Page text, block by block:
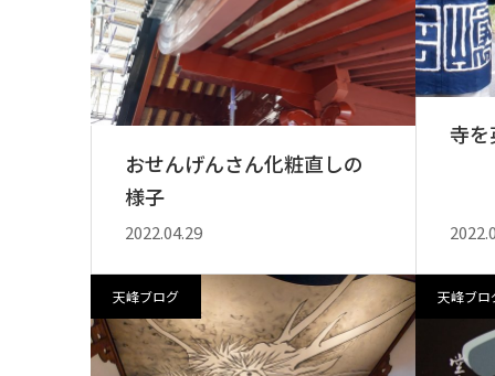
おせんげんさん化粧直しの
様子
2022.04.29
寺
天峰ブログ 天峰ブロ